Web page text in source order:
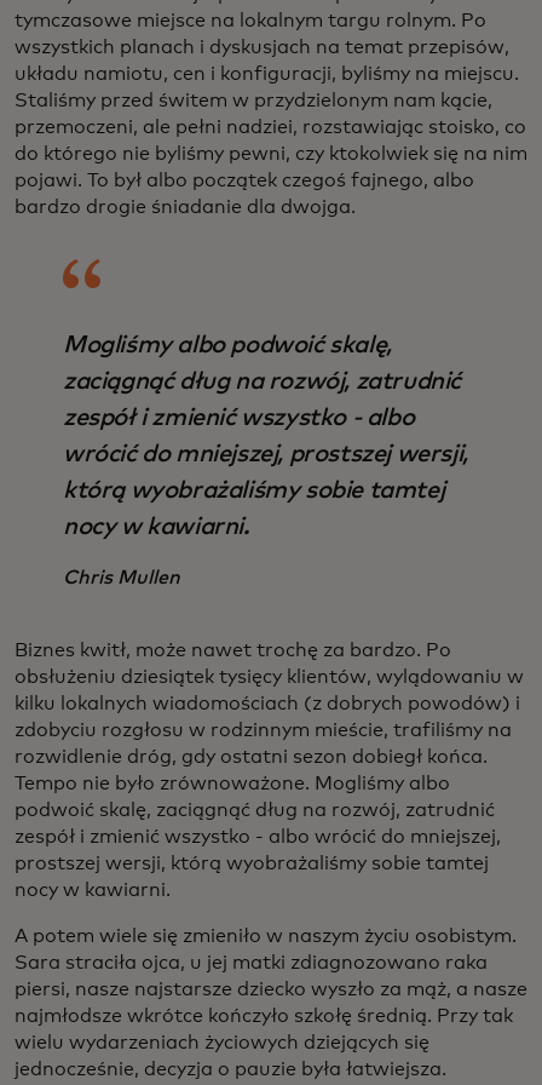
tymczasowe miejsce na lokalnym targu rolnym. Po
wszystkich planach i dyskusjach na temat przepisów,
układu namiotu, cen i konfiguracji, byliśmy na miejscu.
Staliśmy przed świtem w przydzielonym nam kącie,
przemoczeni, ale pełni nadziei, rozstawiając stoisko, co
do którego nie byliśmy pewni, czy ktokolwiek się na nim
pojawi. To był albo początek czegoś fajnego, albo
bardzo drogie śniadanie dla dwojga.
Mogliśmy albo podwoić skalę,
zaciągnąć dług na rozwój, zatrudnić
zespół i zmienić wszystko - albo
wrócić do mniejszej, prostszej wersji,
którą wyobrażaliśmy sobie tamtej
nocy w kawiarni.
Chris Mullen
Biznes kwitł, może nawet trochę za bardzo. Po
obsłużeniu dziesiątek tysięcy klientów, wylądowaniu w
kilku lokalnych wiadomościach (z dobrych powodów) i
zdobyciu rozgłosu w rodzinnym mieście, trafiliśmy na
rozwidlenie dróg, gdy ostatni sezon dobiegł końca.
Tempo nie było zrównoważone. Mogliśmy albo
podwoić skalę, zaciągnąć dług na rozwój, zatrudnić
zespół i zmienić wszystko - albo wrócić do mniejszej,
prostszej wersji, którą wyobrażaliśmy sobie tamtej
nocy w kawiarni.
A potem wiele się zmieniło w naszym życiu osobistym.
Sara straciła ojca, u jej matki zdiagnozowano raka
piersi, nasze najstarsze dziecko wyszło za mąż, a nasze
najmłodsze wkrótce kończyło szkołę średnią. Przy tak
wielu wydarzeniach życiowych dziejących się
jednocześnie, decyzja o pauzie była łatwiejsza.